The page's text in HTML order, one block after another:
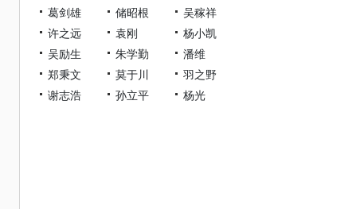
葛剑雄
储昭根
吴稼祥
许之远
袁刚
杨小凯
吴励生
朱学勤
潘维
郑秉文
莫于川
羽之野
谢志浩
孙立平 杨光